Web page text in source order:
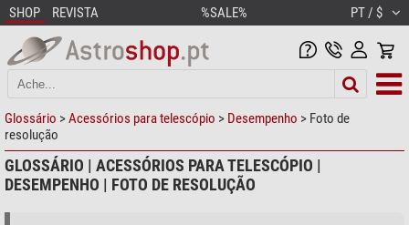
SHOP REVISTA %SALE% PT / $
Glossário >Acessórios para telescópio > Desempenho > Foto de
resolução
GLOSSÁRIO | ACESSÓRIOS PARA TELESCÓPIO |
DESEMPENHO | FOTO DE RESOLUÇÃO